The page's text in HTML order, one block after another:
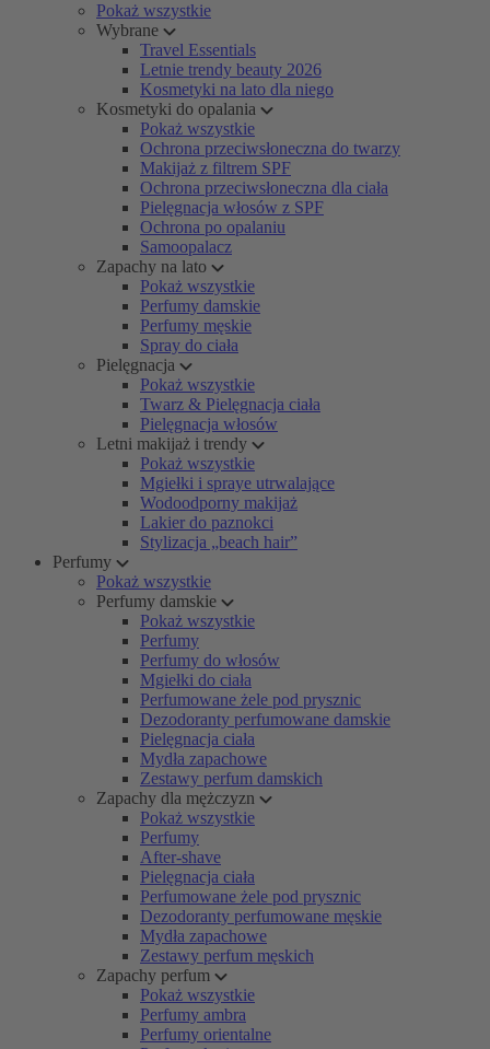
Pokaż wszystkie
Wybrane
Travel Essentials
Letnie trendy beauty 2026
Kosmetyki na lato dla niego
Kosmetyki do opalania
Pokaż wszystkie
Ochrona przeciwsłoneczna do twarzy
Makijaż z filtrem SPF
Ochrona przeciwsłoneczna dla ciała
Pielęgnacja włosów z SPF
Ochrona po opalaniu
Samoopalacz
Zapachy na lato
Pokaż wszystkie
Perfumy damskie
Perfumy męskie
Spray do ciała
Pielęgnacja
Pokaż wszystkie
Twarz & Pielęgnacja ciała
Pielęgnacja włosów
Letni makijaż i trendy
Pokaż wszystkie
Mgiełki i spraye utrwalające
Wodoodporny makijaż
Lakier do paznokci
Stylizacja „beach hair”
Perfumy
Pokaż wszystkie
Perfumy damskie
Pokaż wszystkie
Perfumy
Perfumy do włosów
Mgiełki do ciała
Perfumowane żele pod prysznic
Dezodoranty perfumowane damskie
Pielęgnacja ciała
Mydła zapachowe
Zestawy perfum damskich
Zapachy dla mężczyzn
Pokaż wszystkie
Perfumy
After-shave
Pielęgnacja ciała
Perfumowane żele pod prysznic
Dezodoranty perfumowane męskie
Mydła zapachowe
Zestawy perfum męskich
Zapachy perfum
Pokaż wszystkie
Perfumy ambra
Perfumy orientalne